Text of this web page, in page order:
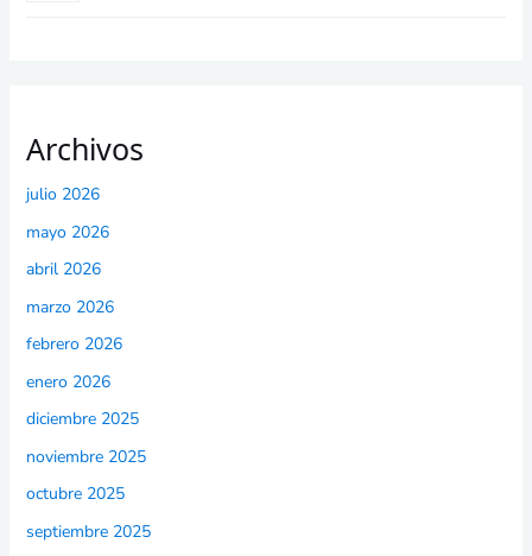
Archivos
julio 2026
mayo 2026
abril 2026
marzo 2026
febrero 2026
enero 2026
diciembre 2025
noviembre 2025
octubre 2025
septiembre 2025